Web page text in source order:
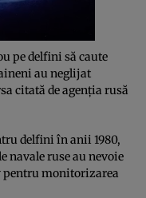
pe delfini să caute
au neglijat
citată de agenţia rusă
delfini în anii 1980,
navale ruse au nevoie
monitorizarea